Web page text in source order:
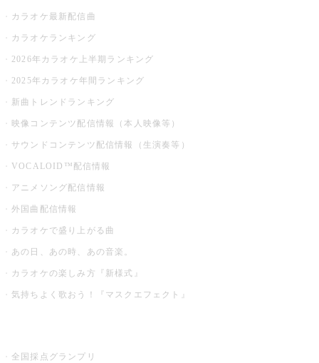
カラオケ最新配信曲
カラオケランキング
2026年カラオケ上半期ランキング
2025年カラオケ年間ランキング
新曲トレンドランキング
映像コンテンツ配信情報（本人映像等）
サウンドコンテンツ配信情報（生演奏等）
VOCALOID™配信情報
アニメソング配信情報
外国曲配信情報
カラオケで盛り上がる曲
あの日、あの時、あの音楽。
カラオケの楽しみ方『新様式』
気持ちよく歌おう！『マスクエフェクト』
全国採点グランプリ